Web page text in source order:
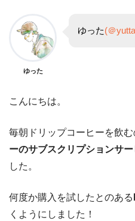
ゆった
ゆった(＠
こんにちは。
毎朝ドリップコーヒーを飲む
ーのサブスクリプションサー
した。
何度か購入を試したとのある
くようにしました！